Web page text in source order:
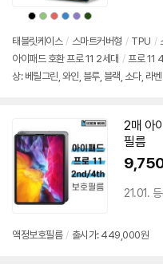
상
품
상
상
품
색
상
상
품
색
상
상
품
상
상
품
상
상
품
색
상
태블릿케이스 / 스마트커버형 / TPU /
아이패드호환프로11 2세대 / 프로11
상: 베릴그린, 와인, 블루, 블랙, 소다, 라
2매 아
필름
21.01.
액정보호필름 / 출시가: 449,000원